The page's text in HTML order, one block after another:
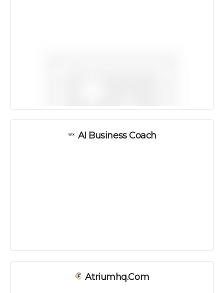
AI Business Coach
Atriumhq.com